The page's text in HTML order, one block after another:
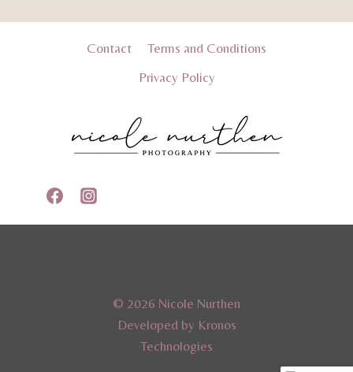
Contact
Terms and Conditions
Privacy Policy
© 2026 Nicole Nurthen
Developed by Kronos
Technologies